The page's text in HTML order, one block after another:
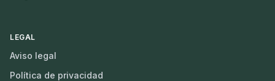
LEGAL
Aviso legal
Política de privacidad